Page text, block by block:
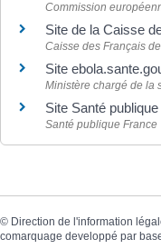
Commission
Site de la Caisse
Caisse des Français
Site
Ministère chargé de la
Site Santé
Santé publique France
© Direction de l'information
comarquage developpé par